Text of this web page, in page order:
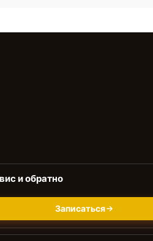
и обратно
Записаться